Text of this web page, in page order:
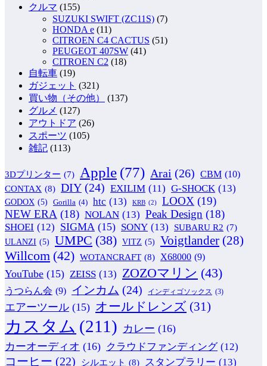
クルマ (155)
SUZUKI SWIFT (ZC11S) (7)
HONDA e (11)
CITROEN C4 CACTUS (51)
PEUGEOT 407SW (41)
CITROEN C2 (18)
自転車 (19)
ガジェット (321)
買い物（その他）
(137)
グルメ (127)
アウトドア (26)
スポーツ (105)
雑記 (113)
3Dプリンター (7) Apple (77) Arai (26) CBM (10)
CONTAX (8) DIY (24) EXILIM (11) G-SHOCK (13)
GODOX (5) Gorilla (4) htc (13) KRB (2) LOOX (19)
NEW ERA (18) NOLAN (13) Peak Design (18)
SHOEI (12) SIGMA (15) SONY (13) SUBARU R2 (7)
ULANZI (5) UMPC (38) VITZ (5) Voigtlander (28)
Willcom (42) WOTANCRAFT (8) X68000 (9)
YouTube (15) ZEISS (13) ZOZOマリン (43)
うつらん会 (9) インカム (24) インディゴソックス (3)
エアーツール (15) オールドレンズ (31)
カスタム (211) カレー (16)
カーオーディオ (16) クラウドファンディング (12)
コーヒー (22) シルエット (8) スタンプラリー (13)